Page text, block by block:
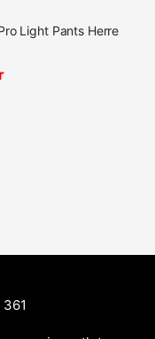
Light Pants Herre